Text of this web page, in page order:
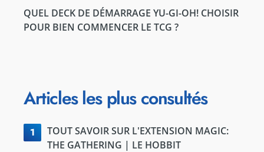
QUEL DECK DE DÉMARRAGE YU-GI-OH! CHOISIR
POUR BIEN COMMENCER LE TCG ?
Articles les plus consultés
1
TOUT SAVOIR SUR L'EXTENSION MAGIC:
THE GATHERING | LE HOBBIT